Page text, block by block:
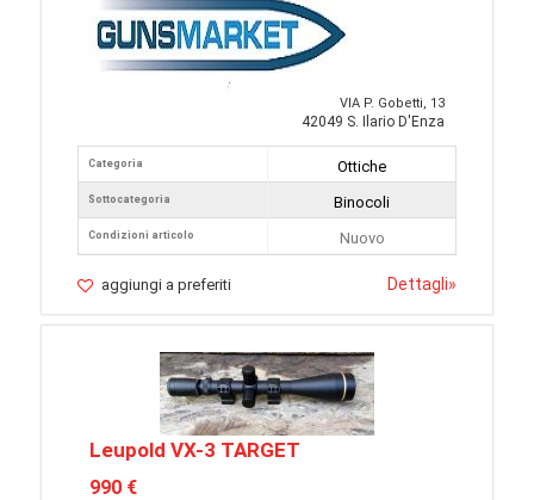
VIA P. Gobetti, 13
42049 S. Ilario D'Enza
Categoria
Sottocategoria
Condizioni articolo
Ottiche
Binocoli
Nuovo
aggiungi a preferiti Dettagli»
Leupold VX-3 TARGET
990 €